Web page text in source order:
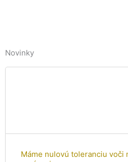
Novinky
Máme nulovú toleranciu voči